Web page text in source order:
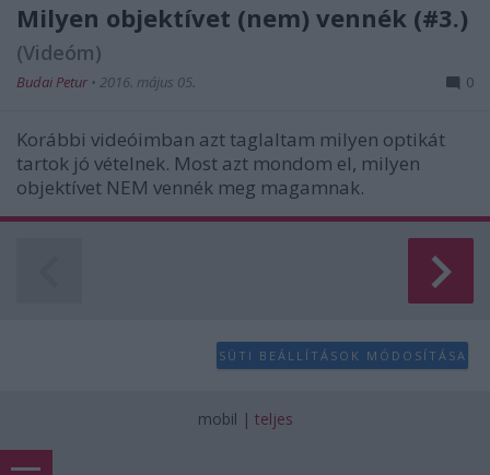
Milyen objektívet (nem) vennék (#3.)
(Videóm)
Budai Petur • 2016. május 05. 0
Korábbi videóimban azt taglaltam milyen optikát
tartok jó vételnek. Most azt mondom el, milyen
objektívet NEM vennék meg magamnak.
SÜTI BEÁLLÍTÁSOK MÓDOSÍTÁSA
mobil | teljes